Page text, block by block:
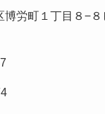
博労町１丁目８−